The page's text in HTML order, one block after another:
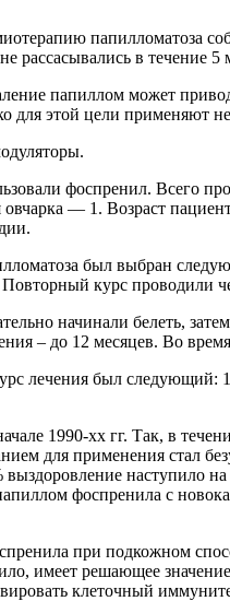
папилломатоза
рассасывались в течение 5
папиллом может
для этой цели
фоспренил. Всего
— 1. Возраст
был выбран
курс проводили
начинали белеть,
– до 12 месяцев. Во
лечения был следующий:
1990-хх гг. Так, в
для применения стал
наступило
фоспренила с
при подкожном
имеет решающее
клеточный